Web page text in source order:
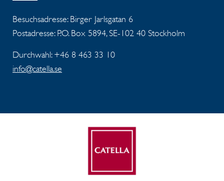
Besuchsadresse: Birger Jarlsgatan 6
Postadresse: P.O. Box 5894, SE-102 40 Stockholm
Durchwahl: +46 8 463 33 10
info@catella.se